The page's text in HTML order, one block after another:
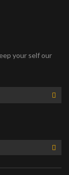
your self our